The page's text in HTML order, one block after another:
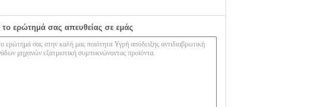
το ερώτημά σας απευθείας σε εμάς